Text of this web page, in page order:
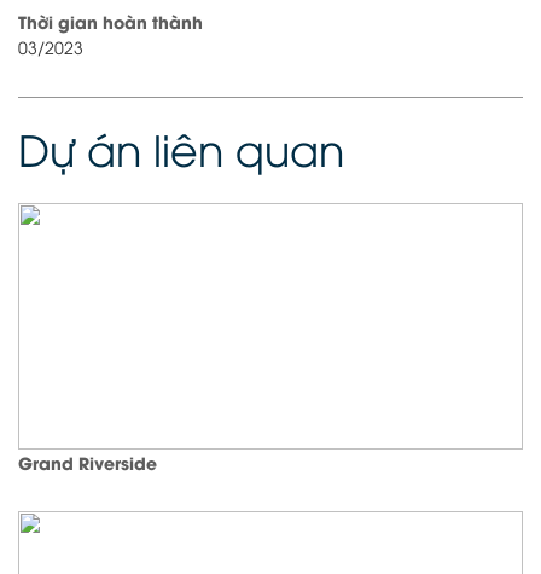
Thời gian hoàn thành
03/2023
Dự án liên quan
Grand Riverside